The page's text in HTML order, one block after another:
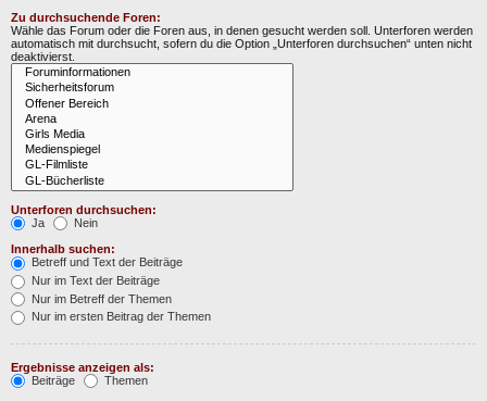
Zu durchsuchende Foren:
Wähle das Forum oder die Foren aus, in denen gesucht werden soll. Unterforen werden
automatisch mit durchsucht, sofern du die Option „Unterforen durchsuchen“ unten nicht
deaktivierst.
Unterforen durchsuchen:
Ja
Nein
Innerhalb suchen:
Betreff und Text der Beiträge
Nur im Text der Beiträge
Nur im Betreff der Themen
Nur im ersten Beitrag der Themen
Ergebnisse anzeigen als:
Beiträge
Themen